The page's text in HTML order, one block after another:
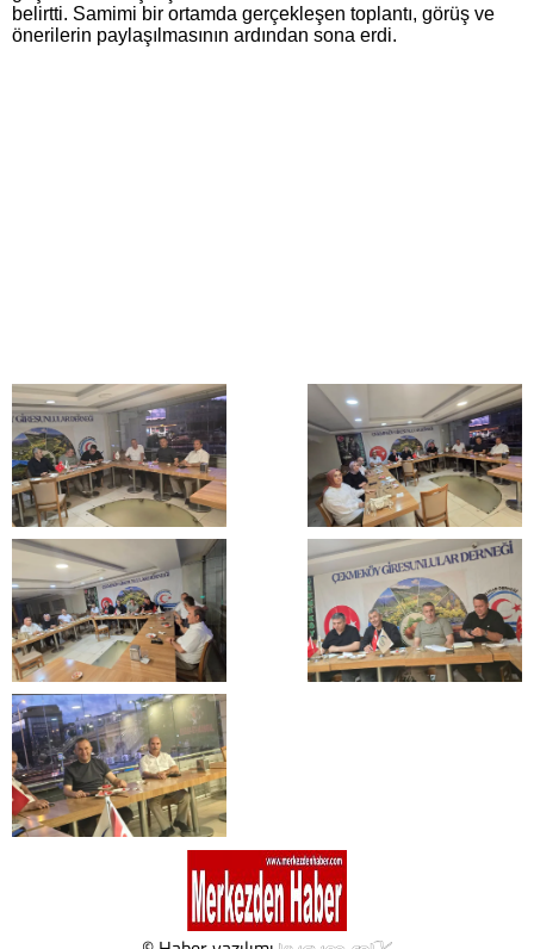
belirtti. Samimi bir ortamda gerçekleşen toplantı, görüş ve
önerilerin paylaşılmasının ardından sona erdi.